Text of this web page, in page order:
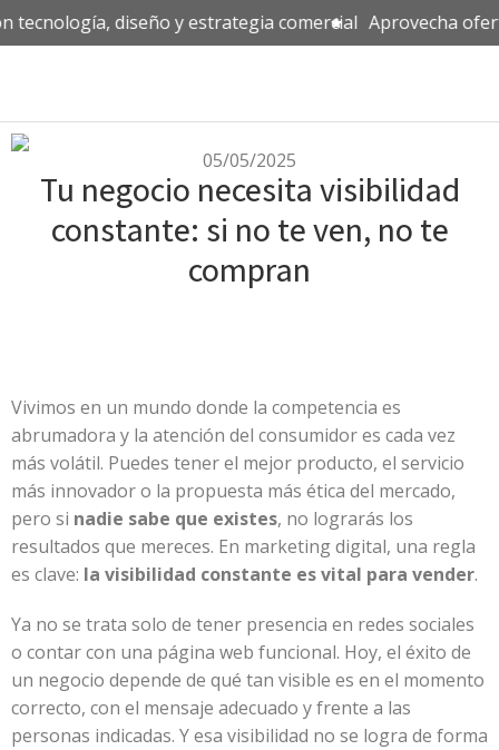
diseño y estrategia comercial Aprovecha
05/05/2025
Tu negocio necesita visibilidad
constante: si no te ven, no te
compran
Vivimos en un mundo donde la competencia es
abrumadora y la atención del consumidor es cada vez
más volátil. Puedes tener el mejor producto, el servicio
más innovador o la propuesta más ética del mercado,
pero si nadie sabe que existes, no lograrás los
resultados que mereces. En marketing digital, una regla
es clave: la visibilidad constante es vital para vender.
Ya no se trata solo de tener presencia en redes sociales
o contar con una página web funcional. Hoy, el éxito de
un negocio depende de qué tan visible es en el momento
correcto, con el mensaje adecuado y frente a las
personas indicadas. Y esa visibilidad no se logra de forma